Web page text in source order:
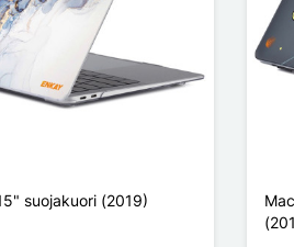
suojakuori (2019)